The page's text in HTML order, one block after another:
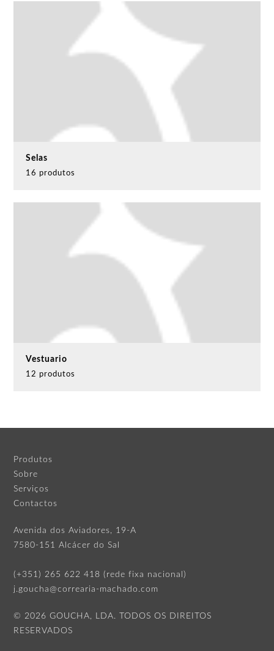
Selas
16 produtos
Vestuario
12 produtos
Produtos
Sobre
Serviços
Contactos
Avenida dos Aviadores, 19-A
7580-151 Alcácer do Sal
(+351) 265 622 418 (rede fixa nacional)
j.goucha@correaria-machado.com
© 2026 GOUCHA, LDA. TODOS OS DIREITOS
RESERVADOS